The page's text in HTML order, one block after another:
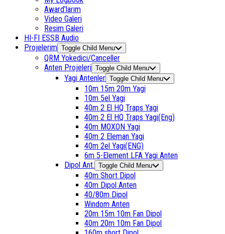
Award’larım
Video Galeri
Resim Galeri
HI-FI ESSB Audio
Projelerim Toggle Child Menu
QRM Yokedici/Canceller
Anten Projeleri Toggle Child Menu
Yagi Antenler Toggle Child Menu
10m 15m 20m Yagi
10m 5el Yagi
40m 2 El HQ Traps Yagi
40m 2 El HQ Traps Yagi(Eng)
40m MOXON Yagi
40m 2 Eleman Yagi
40m 2el Yagi(ENG)
6m 5-Element LFA Yagi Anten
Dipol Ant. Toggle Child Menu
40m Short Dipol
40m Dipol Anten
40/80m Dipol
Windom Anten
20m 15m 10m Fan Dipol
40m 20m 10m Fan Dipol